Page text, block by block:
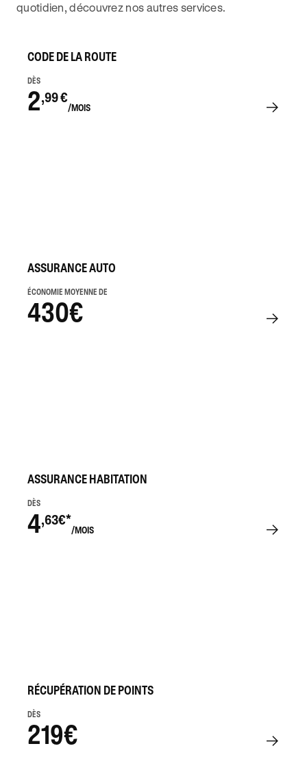
quotidien, découvrez nos autres services.
CODE DE LA ROUTE
DÈS
2,99 €
/MOIS
ASSURANCE AUTO
ÉCONOMIE MOYENNE DE
430€
ASSURANCE HABITATION
DÈS
4,63€*
/MOIS
RÉCUPÉRATION DE POINTS
DÈS
219€